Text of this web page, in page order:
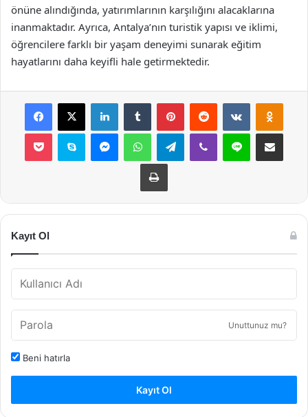
önüne alındığında, yatırımlarının karşılığını alacaklarına
inanmaktadır. Ayrıca, Antalya’nın turistik yapısı ve iklimi,
öğrencilere farklı bir yaşam deneyimi sunarak eğitim
hayatlarını daha keyifli hale getirmektedir.
Facebook
X LinkedInTumblr PinterestReddit VKontakte
Pocket Skype MessengerWhatsAppTelegramViber Line E-Posta ile
Yazdır
Kayıt Ol
Unuttunuz mu?
Beni hatırla
Kayıt Ol